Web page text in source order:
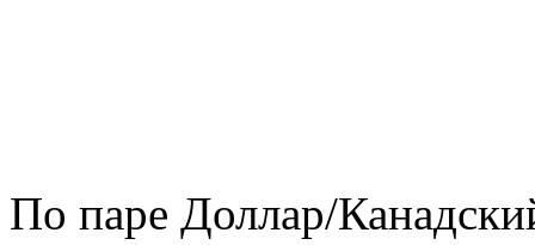
По паре Доллар/